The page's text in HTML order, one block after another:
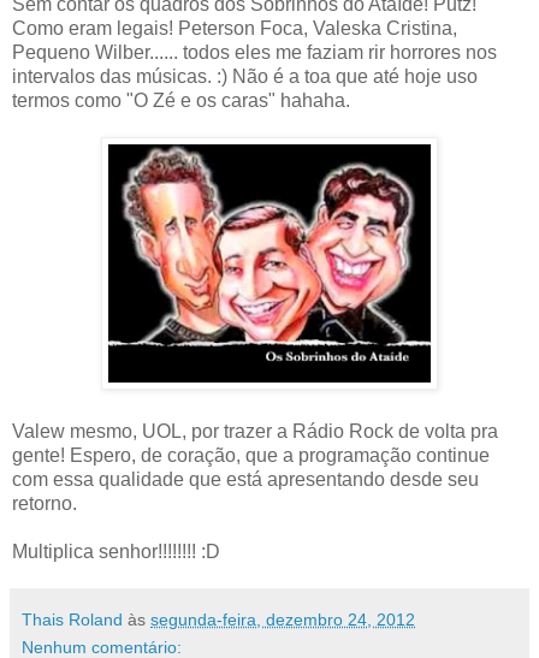
Como eram legais! Peterson Foca, Valeska Cristina,
Pequeno Wilber...... todos eles me faziam rir horrores nos
intervalos das músicas. :) Não é a toa que até hoje uso
termos como "O Zé e os caras" hahaha.
Valew mesmo, UOL, por trazer a Rádio Rock de volta pra
gente! Espero, de coração, que a programação continue
com essa qualidade que está apresentando desde seu
retorno.
Multiplica senhor!!!!!!!! :D
Thais Roland às segunda-feira, dezembro 24, 2012
Nenhum comentário: